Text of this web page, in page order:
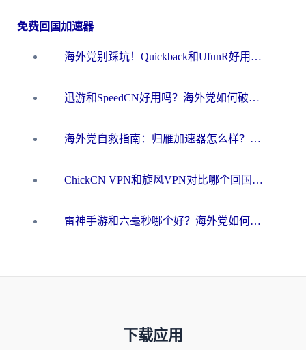
免费回国加速器
海外党别踩坑！Quickback和UfunR好用吗？选对回国加速器才能无缝刷国内资源
迅游和SpeedCN好用吗？海外党如何破解那道看不见的墙
海外党自救指南：归雁加速器怎么样？教你避开坑实现国内资源无缝访问
ChickCN VPN和旋风VPN对比哪个回国效果更好？海外用户的选择困境与出路
雷神手游和六毫秒哪个好？海外党如何真正解锁国内资源
下载应用